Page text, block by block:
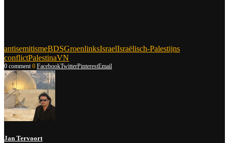
antisemitismeBDSGroenlinksIsraelIsraëlisch-Palestijns
conflictPalestinaVN
0 comment 0 FacebookTwitterPinterestEmail
Jan Tervoort